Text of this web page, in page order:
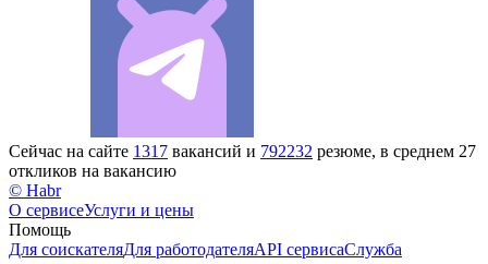
Сейчас на сайте 1317 вакансий и 792232 резюме, в среднем 27
откликов на вакансию
© Habr
О сервисеУслуги и цены
Помощь
Для соискателяДля работодателяAPI сервисаСлужба